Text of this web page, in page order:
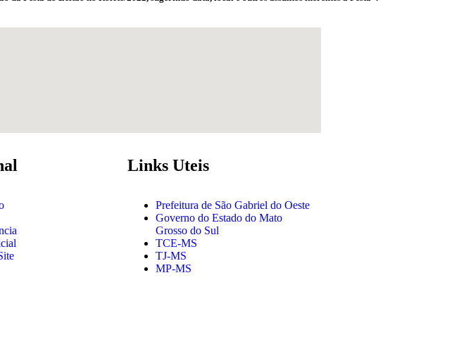
Links Uteis
Prefeitura de São Gabriel do Oeste
Governo do Estado do Mato
Grosso do Sul
TCE-MS
TJ-MS
MP-MS